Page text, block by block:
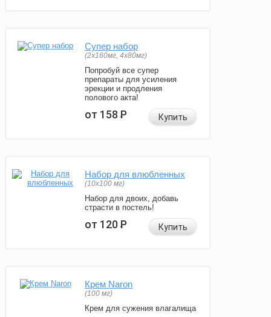
Супер набор
(2х160мг, 4х80мг)
Попробуй все супер
препараты для усиления
эрекции и продления
полового акта!
от 158Р Купить
Набор для влюбленных
(10х100 мг)
Набор для двоих, добавь
страсти в постель!
от 120Р Купить
Крем Naron
(100 мг)
Крем для сужения влагалища